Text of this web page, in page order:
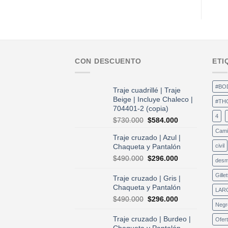
CON DESCUENTO
Traje cuadrillé | Traje
Beige | Incluye Chaleco |
704401-2 (copia)
$730.000 El
original
era:
$730.000.
$584.000El
actual
es:
$584.000.
Traje cruzado | Azul |
Chaqueta y Pantalón
$490.000 El
original
era:
$490.000.
$296.000El
actual
es:
Traje cruzado | Gris |
Chaqueta y Pantalón
$490.000 El
original
era:
$296.000El
actual
es:
Traje cruzado | Burdeo |
4
civil